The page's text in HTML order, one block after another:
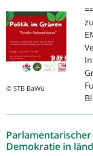
© STB BaWü
Demokratie in